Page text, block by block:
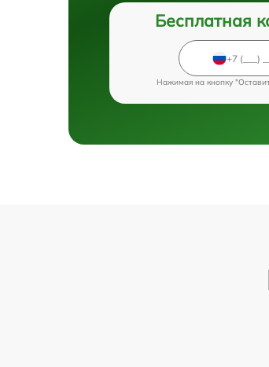
Бесплатная
Нажимая на кнопку